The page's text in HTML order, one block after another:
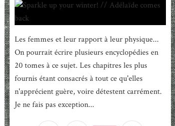
Les femmes et leur rapport à leur physique...
On pourrait écrire plusieurs encyclopédies en
20 tomes à ce sujet. Les chapitres les plus
fournis étant consacrés à tout ce qu'elles
n'apprécient guère, voire détestent carrément.
Je ne fais pas exception...